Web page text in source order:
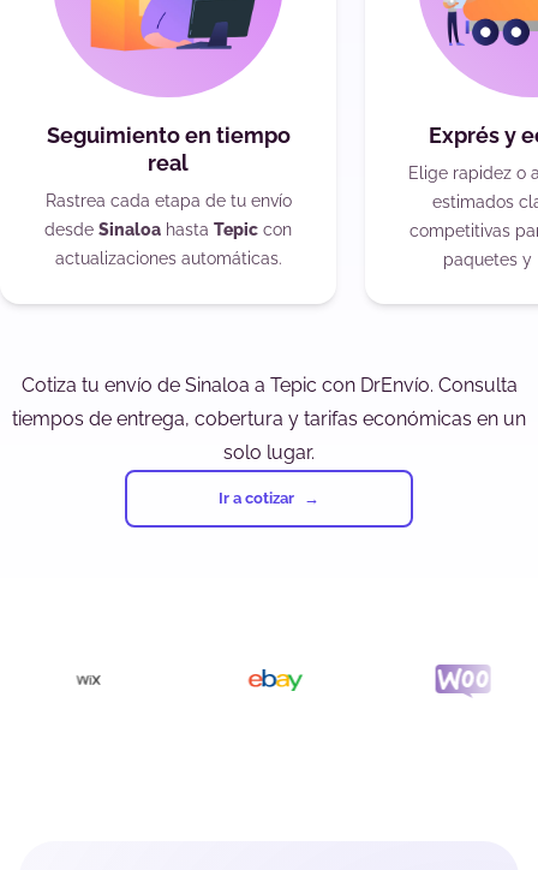
Seguimiento en tiempo
real
Rastrea cada etapa de tu envío
desde Sinaloa hasta Tepic con
actualizaciones automáticas.
Exprés y
Elige rapidez o
estimados
competitivas
paquetes y
Cotiza tu envío de Sinaloa a Tepic con DrEnvío. Consulta
tiempos de entrega, cobertura y tarifas económicas en un
solo lugar.
Ir a cotizar